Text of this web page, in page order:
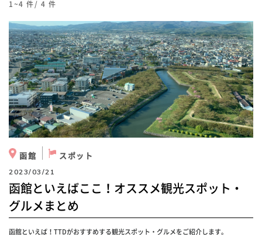
1~4 件/ 4 件
函館 スポット
2023/03/21
函館といえばここ！オススメ観光スポット・
グルメまとめ
函館といえば！TTDがおすすめする観光スポット・グルメをご紹介します。